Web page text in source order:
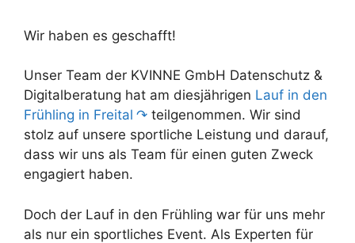
Wir haben es geschafft!
Unser Team der KVINNE GmbH Datenschutz &
Digitalberatung hat am diesjährigen Lauf in den
Frühling in Freital
teilgenommen. Wir sind
stolz auf unsere sportliche Leistung und darauf,
dass wir uns als Team für einen guten Zweck
engagiert haben.
Doch der Lauf in den Frühling war für uns mehr
als nur ein sportliches Event. Als Experten für